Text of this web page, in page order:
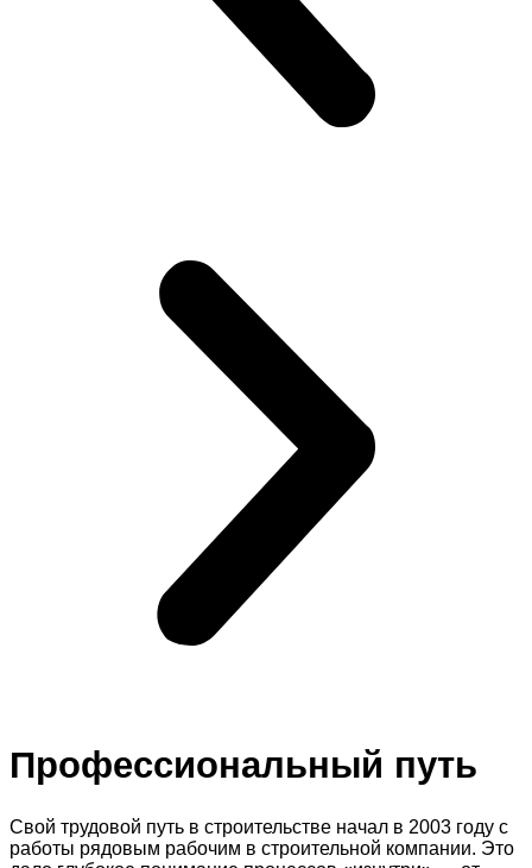
Профессиональный путь
Свой трудовой путь в строительстве начал в 2003 году с
работы рядовым рабочим в строительной компании. Это